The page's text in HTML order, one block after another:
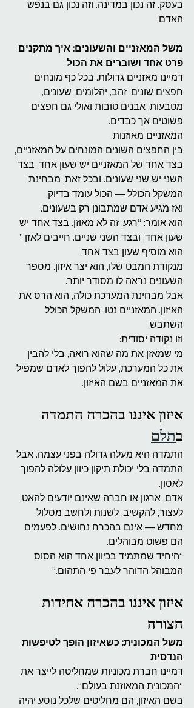
בעסק. זה נכון במדינה. וזה נכון גם בנפש
האדם.
משל המאזניים והשעונים: איך מתקנים
פרט אחד ושוברים את הכול
דמיינו מאזניים גדולות. בכל כף מונחים
חפצים שונים: זהב, יהלומים, שעונים,
מטבעות, אבנים טובות ואולי גם חפצים
פשוטים אך כבדים.
המאזניים מאוזנות.
בין החפצים השונים המונחים על המאזניים,
בצד אחד של המאזניים יש שעון אחד. בצד
השני יש שני שעונים. ובכל זאת, מבחינת
המשקל הכולל — הכול עומד בדיוק.
ואז מגיע אדם שמתבונן רק בשעונים.
הוא אומר: “רגע, זה לא מאוזן. בצד אחד יש
שעון אחד, ובצד השני שניים. חייבים לאזן.”
הוא מוסיף שעון בצד אחד.
מנקודת המבט שלו, הוא יצר איזון. מספר
השעונים נראה לו מסודר יותר.
אבל מבחינת המערכת כולה, הוא הרס את
האיזון. המאזניים נטו. המשקל הכולל
השתבש.
וזו נקודה יסודית:
מי שמאזן את מה שהוא רואה, בלי להבין
את כל המערכת, עלול להפוך לאדם שמפיל
את המאזניים בשם האיזון.
איזון איננו בהכרח התמדה
בתלם
התמדה היא מעלה גדולה בפני עצמה. אבל
התמדה בלי יכולת תיקון כיוון עלולה להפוך
לאסון.
אדם, ארגון או חברה שאינם יודעים להאט,
לעצור, להקשיב, לשנות ולחשב מסלול
מחדש — אינם בהכרח נחושים. לפעמים
הם פשוט מבוהלים.
“היחיד שמתמיד בכיוון אחד הוא הסוס
המבוהל הדוהר לעבר פי התהום.”
איזון איננו בהכרח אחידות
הצורה
משל המכונית: כשאיזון הופך לטיפשות
הנדסית
דמיינו חברת מכוניות שמחליטה לייצר את
“המכונית המאוזנת בעולם”.
בשם האיזון, הם מחליטים שלכל נוסע יהיה